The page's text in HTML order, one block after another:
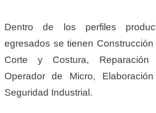
Dentro de los perfiles
egresados se tienen Construcción
Corte y Costura, Reparación
Operador de Micro,
Seguridad Industrial.